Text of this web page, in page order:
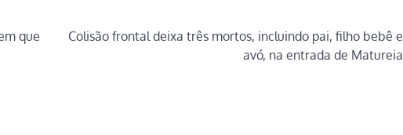
que
Colisão frontal deixa três mortos, incluindo pai, filho bebê e
avó, na entrada de Matureia